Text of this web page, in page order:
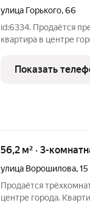
улица Горького,66
id:6334. Продаётся
квартира в центре
натяжные потолки
пол в
Показать
56,2 м² · 3-
улица Ворошилова,15
Продаётся
центре города.